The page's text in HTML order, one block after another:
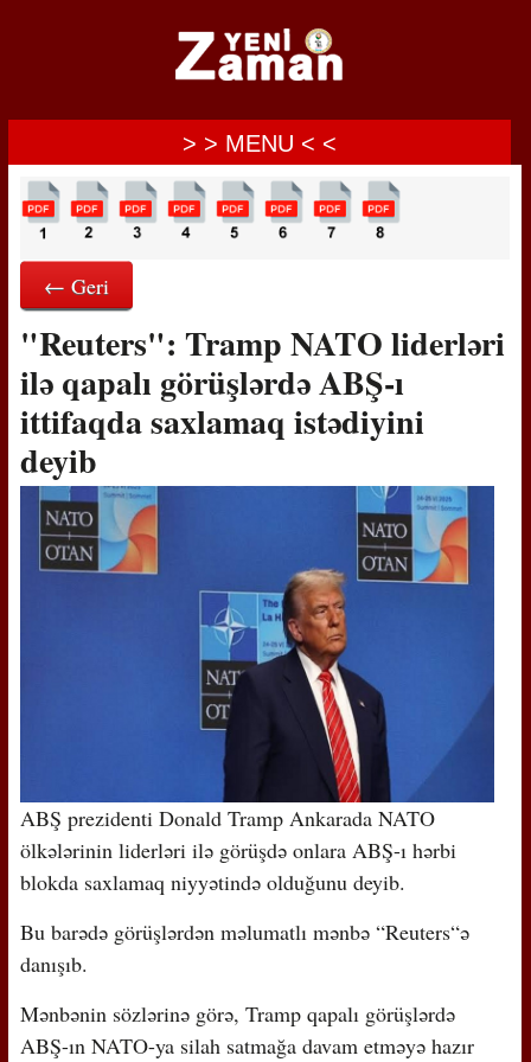
> > MENU < <
← Geri
"Reuters": Tramp NATO liderləri
ilə qapalı görüşlərdə ABŞ-ı
ittifaqda saxlamaq istədiyini
deyib
ABŞ prezidenti Donald Tramp Ankarada NATO
ölkələrinin liderləri ilə görüşdə onlara ABŞ-ı hərbi
blokda saxlamaq niyyətində olduğunu deyib.
Bu barədə görüşlərdən məlumatlı mənbə “Reuters“ə
danışıb.
Mənbənin sözlərinə görə, Tramp qapalı görüşlərdə
ABŞ-ın NATO-ya silah satmağa davam etməyə hazır